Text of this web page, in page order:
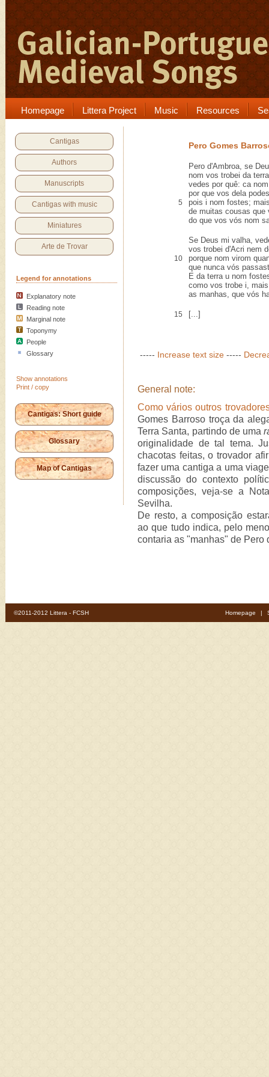
Homepage Littera Project Music Resources
Cantigas
Authors
Manuscripts
Cantigas with music
Miniatures
Arte de Trovar
Legend for annotations
Explanatory note
Reading note
Marginal note
Toponymy
People
Glossary
Show annotations
Print / copy
Cantigas: Short guide
Glossary
Map of Cantigas
Pero Gomes
Pero d'Ambroa, se
nom vos trobei da
vedes por quê: ca
por que vos dela
5
pois i nom fostes;
de muitas cousas que
do que vos vós nom
Se Deus mi valha,
vos trobei d'Acri nem
10
porque nom virom
que nunca vós
E da terra u nom
como vos trobe i,
as manhas, que vós
15 [...]
----- Increase text size -----
General note:
Como vários outros
Gomes Barroso troça da
Terra Santa, partindo de uma
originalidade de tal tema.
chacotas feitas, o trovador
fazer uma cantiga a uma
discussão do contexto
composições, veja-se a
Sevilha.
De resto, a composição
ao que tudo indica, pelo
contaria as "manhas" de Pero
©2011-2012 Littera - FCSH Homepage |